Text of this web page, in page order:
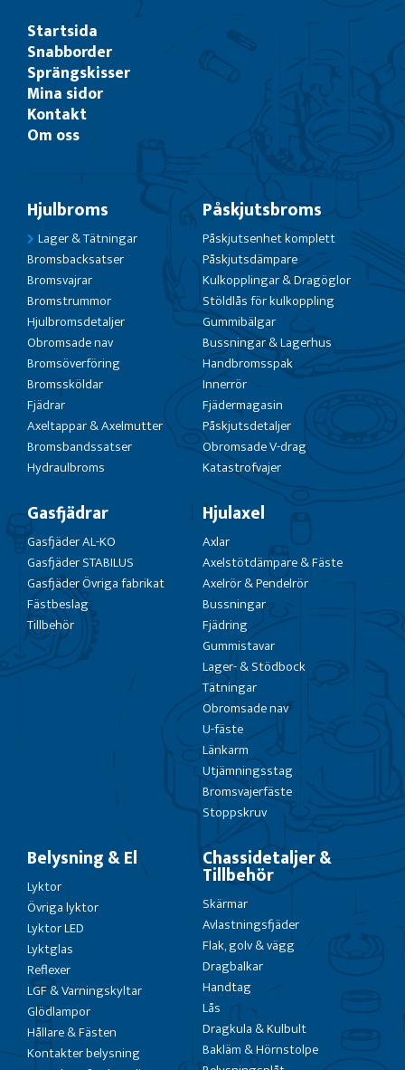
Startsida
Snabborder
Sprängskisser
Mina sidor
Kontakt
Om oss
Hjulbroms
Lager & Tätningar
Bromsbacksatser
Bromsvajrar
Bromstrummor
Hjulbromsdetaljer
Obromsade nav
Bromsöverföring
Bromssköldar
Fjädrar
Axeltappar & Axelmutter
Bromsbandssatser
Hydraulbroms
Påskjutsbroms
Påskjutsenhet komplett
Påskjutsdämpare
Kulkopplingar & Dragöglor
Stöldlås för kulkoppling
Gummibälgar
Bussningar & Lagerhus
Handbromsspak
Innerrör
Fjädermagasin
Påskjutsdetaljer
Obromsade V-drag
Katastrofvajer
Gasfjädrar
Gasfjäder AL-KO
Gasfjäder STABILUS
Gasfjäder Övriga fabrikat
Fästbeslag
Tillbehör
Hjulaxel
Axlar
Axelstötdämpare & Fäste
Axelrör & Pendelrör
Bussningar
Fjädring
Gummistavar
Lager- & Stödbock
Tätningar
Obromsade nav
U-fäste
Länkarm
Utjämningsstag
Bromsvajerfäste
Stoppskruv
Belysning & El
Lyktor
Övriga lyktor
Lyktor LED
Lyktglas
Reflexer
LGF & Varningskyltar
Glödlampor
Hållare & Fästen
Kontakter belysning
Chassidetaljer &
Tillbehör
Skärmar
Avlastningsfjäder
Flak, golv & vägg
Dragbalkar
Handtag
Lås
Dragkula & Kulbult
Bakläm & Hörnstolpe